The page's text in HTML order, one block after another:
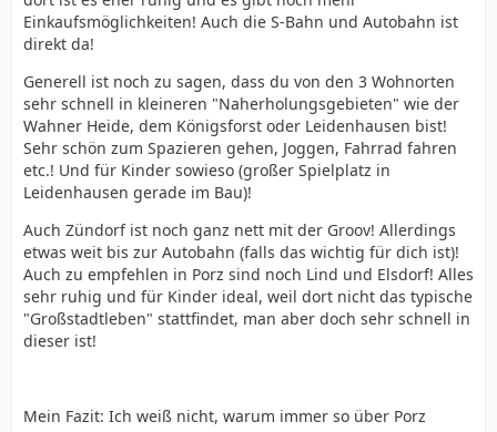
Einkaufsmöglichkeiten! Auch die S-Bahn und Autobahn ist
direkt da!
Generell ist noch zu sagen, dass du von den 3 Wohnorten
sehr schnell in kleineren "Naherholungsgebieten" wie der
Wahner Heide, dem Königsforst oder Leidenhausen bist!
Sehr schön zum Spazieren gehen, Joggen, Fahrrad fahren
etc.! Und für Kinder sowieso (großer Spielplatz in
Leidenhausen gerade im Bau)!
Auch Zündorf ist noch ganz nett mit der Groov! Allerdings
etwas weit bis zur Autobahn (falls das wichtig für dich ist)!
Auch zu empfehlen in Porz sind noch Lind und Elsdorf! Alles
sehr ruhig und für Kinder ideal, weil dort nicht das typische
"Großstadtleben" stattfindet, man aber doch sehr schnell in
dieser ist!
Mein Fazit: Ich weiß nicht, warum immer so über Porz